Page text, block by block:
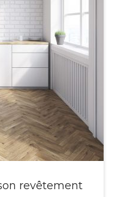
revêtement